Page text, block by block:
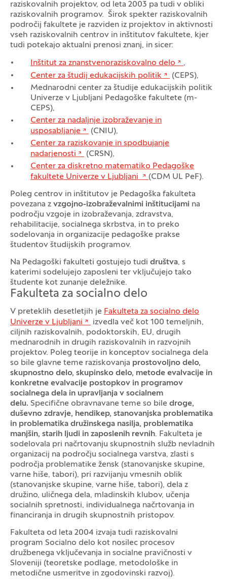
raziskovalnih projektov, od leta 2003 pa tudi v obliki
raziskovalnih programov. Širok spekter raziskovalnih
področij fakultete je razviden iz projektov in aktivnosti
vseh raziskovalnih centrov in inštitutov fakultete, kjer
tudi potekajo aktualni prenosi znanj, in sicer:
Inštitut za znanstvenoraziskovalno delo
,
Center za študij edukacijskih politik
(CEPS),
Mednarodni center za študije edukacijskih politik
Univerze v Ljubljani Pedagoške fakultete (m-
CEPS),
Center za nadaljnje izobraževanje in
usposabljanje
(CNIU),
Center za raziskovanje in spodbujanje
nadarjenosti
(CRSN),
Center za diskretno matematiko Pedagoške
fakultete Univerze v Ljubljani
(CDM UL PeF).
Poleg centrov in inštitutov je Pedagoška fakulteta
povezana z vzgojno-izobraževalnimi inštitucijami na
področju vzgoje in izobraževanja, zdravstva,
rehabilitacije, socialnega skrbstva, in to preko
sodelovanja in organizacije pedagoške prakse
študentov študijskih programov.
Na Pedagoški fakulteti gostujejo tudi društva, s
katerimi sodelujejo zaposleni ter vključujejo tako
študente kot zunanje deležnike.
Fakulteta za socialno delo
V preteklih desetletjih je Fakulteta za socialno delo
Univerze v Ljubljani
izvedla več kot 100 temeljnih,
ciljnih raziskovalnih, podoktorskih, EU, drugih
mednarodnih in drugih raziskovalnih in razvojnih
projektov. Poleg teorije in konceptov socialnega dela
so bile glavne teme raziskovanja prostovoljno delo,
skupnostno delo, skupinsko delo, metode evalvacije in
konkretne evalvacije postopkov in programov
socialnega dela in upravljanja v socialnem
delu. Specifične obravnavane teme so bile droge,
duševno zdravje, hendikep, stanovanjska problematika
in problematika družinskega nasilja, problematika
manjšin, starih ljudi in zaposlenih revnih. Fakulteta je
sodelovala pri načrtovanju skupnostnih služb nevladnih
organizacij na področju socialnega varstva, zlasti s
področja problematike žensk (stanovanjske skupine,
varne hiše, tabori), pri razvijanju vmesnih oblik
(stanovanjske skupine, varne hiše, tabori), dela z
družino, uličnega dela, mladinskih klubov, učenja
socialnih spretnosti, individualnega načrtovanja in
financiranja in drugih skupnostnih pristopov.
Fakulteta od leta 2004 izvaja tudi raziskovalni
program Socialno delo kot nosilec procesov
družbenega vključevanja in socialne pravičnosti v
Sloveniji (teoretske podlage, metodološke in
metodične usmeritve in zgodovinski razvoj).